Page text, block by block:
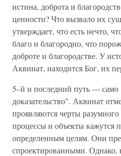
истина, доброта и
ценности? Что вызвало их
утверждает, что есть нечто,
благо и благородно, что
доброте и благородстве. У
Аквинат, находится Бог, их
5–й и последний путь — само
доказательство". Аквинат
проявляются черты
процессы и объекты кажутся
определенным целям. Они
спроектированными.